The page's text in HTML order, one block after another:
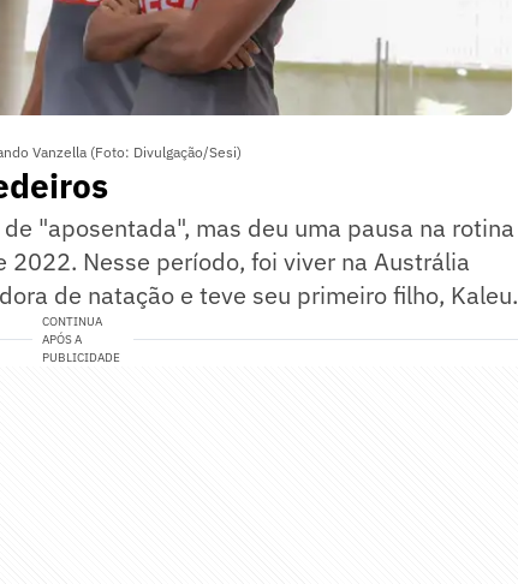
Vanzella (Foto: Divulgação/Sesi)
"aposentada", mas deu uma pausa na rotina
Nesse período, foi viver na Austrália
de natação e teve seu primeiro filho, Kaleu.
CONTINUA
APÓS A
PUBLICIDADE